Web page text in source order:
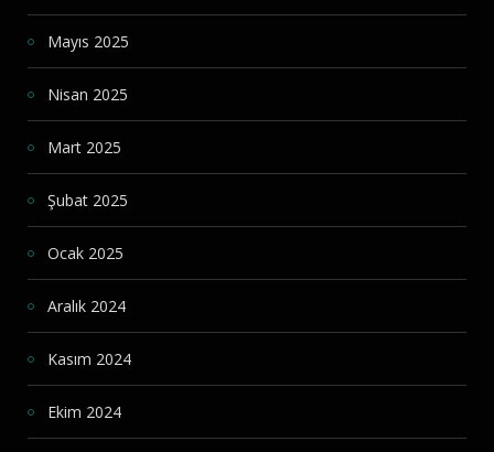
Mayıs 2025
Nisan 2025
Mart 2025
Şubat 2025
Ocak 2025
Aralık 2024
Kasım 2024
Ekim 2024